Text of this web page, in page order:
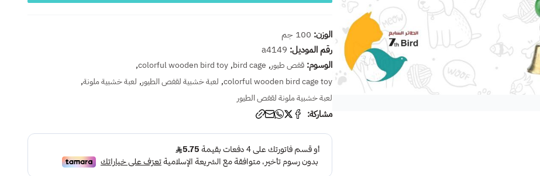
الوزن: 100 جم
رقم الموديل: a4149
الوسوم:قفص طيور,
bird cage
,
colorful wooden bird toy
,
colorful wooden bird cage toy
, لعبة خشبية لقفص الطيور, لعبة خشبية ملونة,
لعبة خشبية ملونة لقفص الطيور
مشاركة: